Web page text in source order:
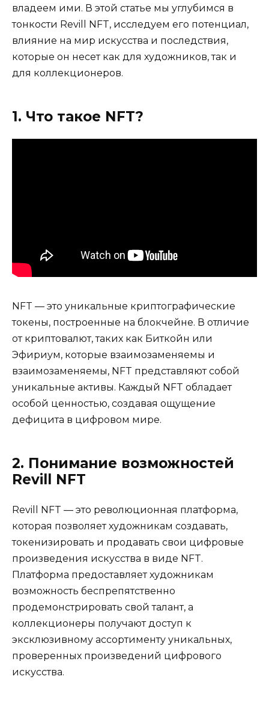
владеем ими. В этой статье мы углубимся в
тонкости Revill NFT, исследуем его потенциал,
влияние на мир искусства и последствия,
которые он несет как для художников, так и
для коллекционеров.
1. Что такое NFT?
NFT — это уникальные криптографические
токены, построенные на блокчейне. В отличие
от криптовалют, таких как Биткойн или
Эфириум, которые взаимозаменяемы и
взаимозаменяемы, NFT представляют собой
уникальные активы. Каждый NFT обладает
особой ценностью, создавая ощущение
дефицита в цифровом мире.
2. Понимание возможностей
Revill NFT
Revill NFT — это революционная платформа,
которая позволяет художникам создавать,
токенизировать и продавать свои цифровые
произведения искусства в виде NFT.
Платформа предоставляет художникам
возможность беспрепятственно
продемонстрировать свой талант, а
коллекционеры получают доступ к
эксклюзивному ассортименту уникальных,
проверенных произведений цифрового
искусства.